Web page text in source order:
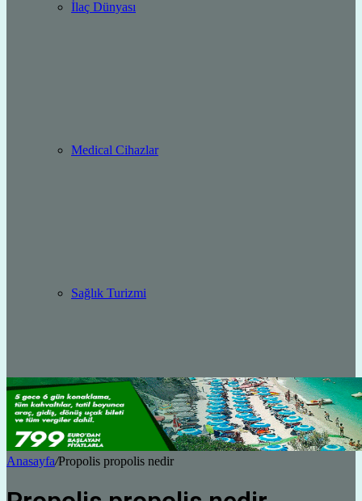
İlaç Dünyası
Medical Cihazlar
Sağlık Turizmi
Anasayfa/Propolis propolis nedir